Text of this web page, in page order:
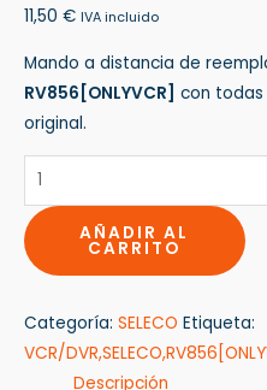
11,50 € IVA incluido
Mando a distancia de
RV856[ONLYVCR] con todas
original.
AÑADIR AL
CARRITO
Categoría: SELECO Etiqueta:
VCR/
Descripción